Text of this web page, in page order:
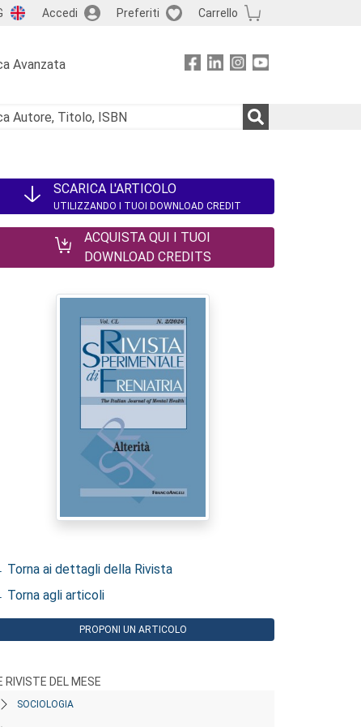
Accedi Preferiti Carrello
Avanzata
SCARICA L'ARTICOLO
UTILIZZANDO I TUOI DOWNLOAD CREDIT
ACQUISTA QUI I TUOI
DOWNLOAD CREDITS
Torna ai dettagli della Rivista
Torna agli articoli
PROPONI UN ARTICOLO
RIVISTE DEL MESE
SOCIOLOGIA